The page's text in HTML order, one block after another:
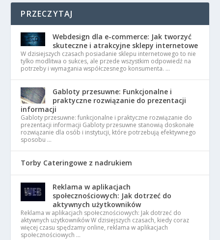
PRZECZYTAJ
Webdesign dla e-commerce: Jak tworzyć
skuteczne i atrakcyjne sklepy internetowe
W dzisiejszych czasach posiadanie sklepu internetowego to nie
tylko modlitwa o sukces, ale przede wszystkim odpowiedź na
potrzeby i wymagania współczesnego konsumenta. …
Gabloty przesuwne: Funkcjonalne i
praktyczne rozwiązanie do prezentacji
informacji
Gabloty przesuwne: funkcjonalne i praktyczne rozwiązanie do
prezentacji informacji Gabloty przesuwne stanowią doskonałe
rozwiązanie dla osób i instytucji, które potrzebują efektywnego
sposobu …
Torby Cateringowe z nadrukiem
Reklama w aplikacjach
społecznościowych: Jak dotrzeć do
aktywnych użytkowników
Reklama w aplikacjach społecznościowych: Jak dotrzeć do
aktywnych użytkowników W dzisiejszych czasach, kiedy coraz
więcej czasu spędzamy online, reklama w aplikacjach
społecznościowych …